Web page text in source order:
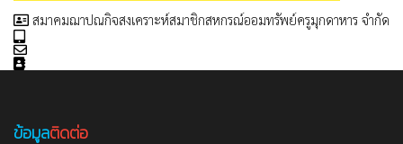
สมาคมฌาปณกิจสงเคราะห์สมาชิกสหกรณ์ออมทรัพย์ครูมุกดาหาร จำกัด
ข้อมูลติดต่อ